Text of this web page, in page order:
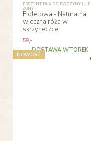
PREZENT DLA DZIEWCZYNY LUB
ŻONY
Fioletowa - Naturalna
wieczna róża w
skrzyneczce
59,-
DOSTAWA WTOREK
NOWOŚĆ